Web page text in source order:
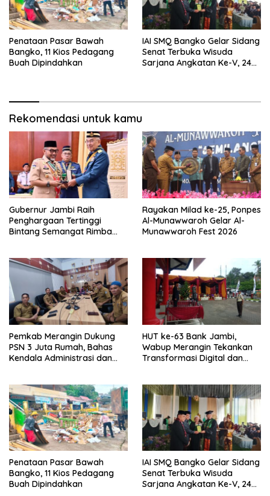
Penataan Pasar Bawah
Bangko, 11 Kios Pedagang
Buah Dipindahkan
IAI SMQ Bangko Gelar Sidang
Senat Terbuka Wisuda
Sarjana Angkatan Ke-V, 243
Rekomendasi untuk kamu
Gubernur Jambi Raih
Penghargaan Tertinggi
Bintang Semangat Rimba
Rayakan Milad ke-25, Ponpes
Al-Munawwaroh Gelar Al-
Munawwaroh Fest 2026
Pemkab Merangin Dukung
PSN 3 Juta Rumah, Bahas
Kendala Administrasi dan
HUT ke-63 Bank Jambi,
Wabup Merangin Tekankan
Transformasi Digital dan
Penataan Pasar Bawah
Bangko, 11 Kios Pedagang
Buah Dipindahkan
IAI SMQ Bangko Gelar Sidang
Senat Terbuka Wisuda
Sarjana Angkatan Ke-V, 243